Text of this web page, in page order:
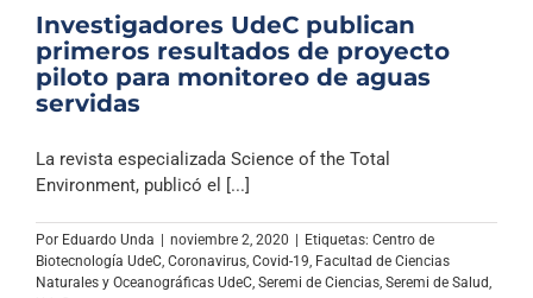
Investigadores UdeC publican
primeros resultados de proyecto
piloto para monitoreo de aguas
servidas
La revista especializada Science of the Total
Environment, publicó el [...]
Por Eduardo Unda | noviembre 2, 2020 | Etiquetas: Centro de
Biotecnología UdeC Coronavirus Covid-19 Facultad de Ciencias
Naturales y Oceanográficas UdeC Seremi de Ciencias Seremi de Salud